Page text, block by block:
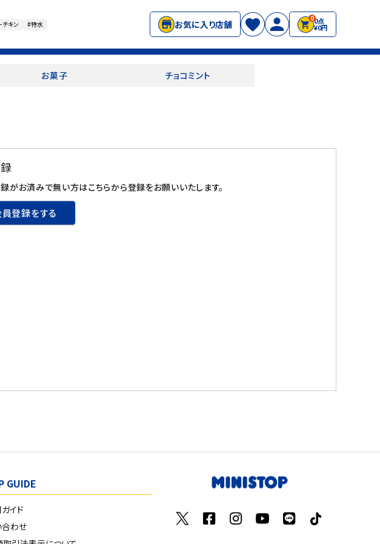
キン #特水 お気に入り店舗
00点
¥0円
お菓子 チョコミント
がお済みで無い方はこちらから登録をお願いいたします。
員登録をする
GUIDE
イド
合わせ